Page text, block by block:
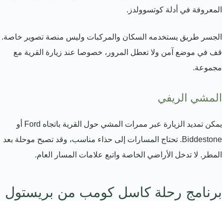
المعروفة في أدلة كوتسوولدز.
الجسر طريق يستخدمه السكان والمركبات وليس منصة تصوير خاصة.
قف في موضع آمن ولا تعطل المرور، خصوصا عند زيارة القرية مع
مجموعة.
المشي الريفي
يمكن تمديد الزيارة عبر ممرات المشي حول القرية باتجاه Ford أو
Biddestone. تحتاج المسارات إلى حذاء مناسب، وقد تصبح موحلة بعد
المطر. لا تدخل الأراضي الخاصة واتبع علامات المسار العام.
برنامج رحلة كاسل كومب من بريستول